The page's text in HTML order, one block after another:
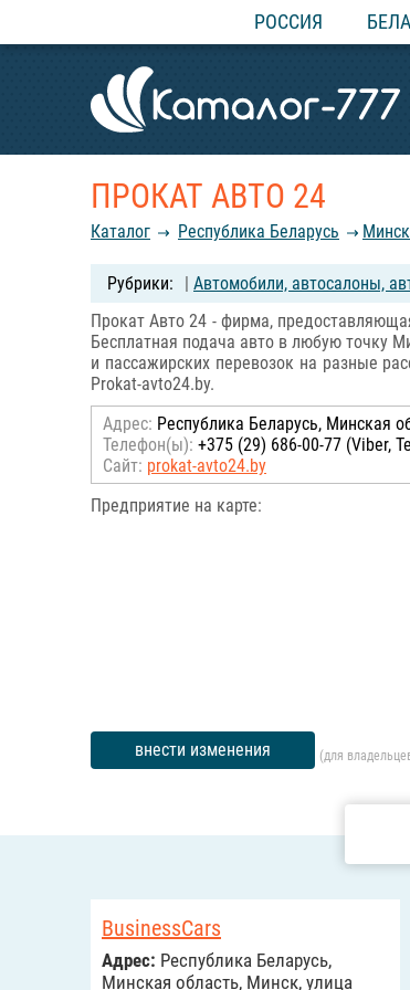
РОССИЯ
ПРОКАТ АВТО 24
Каталог Республика Беларусь
| Автомобили, автосалоны,
Прокат Авто 24 - фирма,
Бесплатная подача авто в любую точку
и пассажирских перевозок на разные
Prokat-avto24.by.
Адрес: Республика Беларусь, Минская
Телефон(ы): +375 (29) 686-00-77 (Viber,
Сайт: prokat-avto24.by
Предприятие на карте:
внести изменения (для
BusinessCars
Адрес: Республика Беларусь,
Минская область, Минск, улица